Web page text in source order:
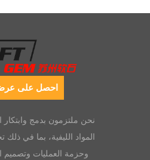
احصل على
نحن ملتزمون بدمج وابتكار
المواد الليفية، بما في
وحزمة العمليات وتصميم